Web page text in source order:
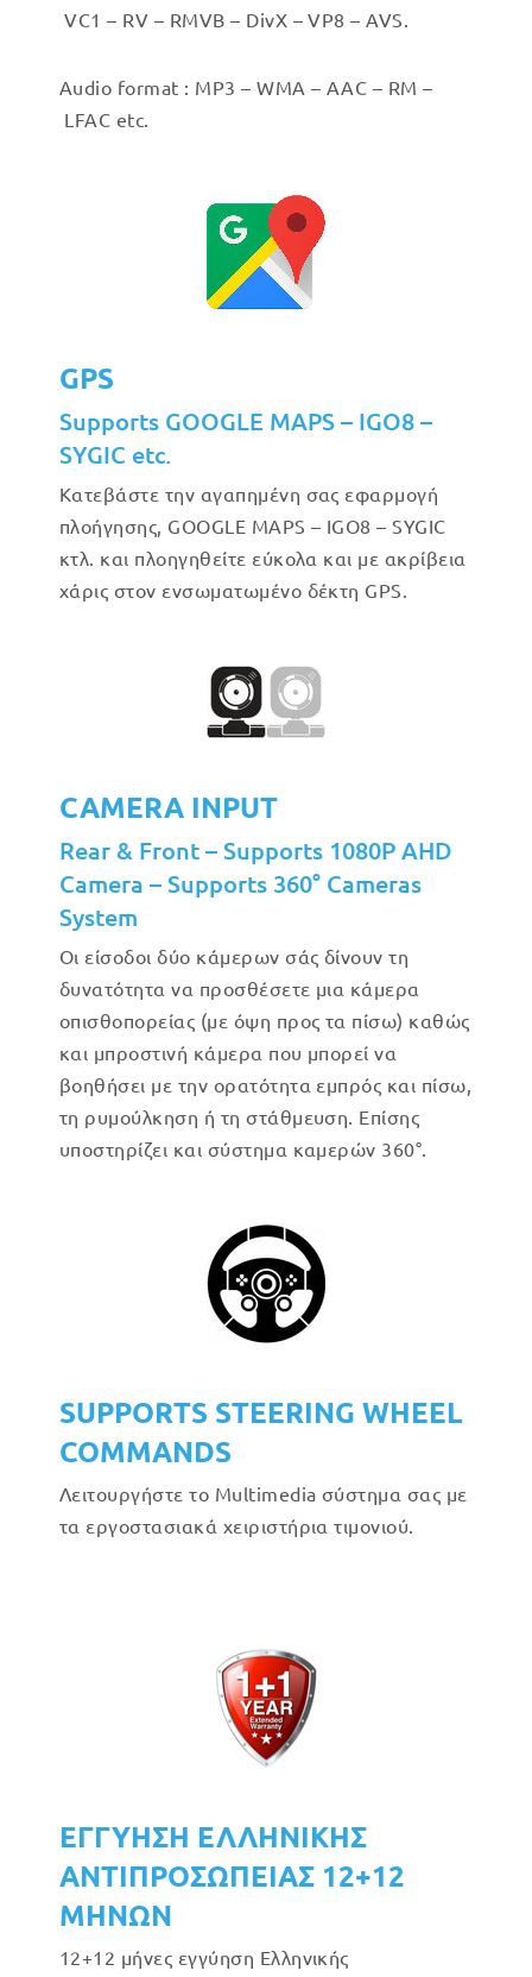
VC1 – RV – RMVB – DivX – VP8 – AVS.
Audio format : MP3 – WMA – AAC – RM –
LFAC etc.
GPS
Supports GOOGLE MAPS – IGO8 –
SYGIC etc.
Κατεβάστε την αγαπημένη σας εφαρμογή
πλοήγησης, GOOGLE MAPS – IGO8 – SYGIC
κτλ. και πλοηγηθείτε εύκολα και με ακρίβεια
χάρις στον ενσωματωμένο δέκτη GPS.
CAMERA INPUT
Rear & Front – Supports 1080P AHD
Camera – Supports 360° Cameras
System
Οι είσοδοι δύο κάμερων σάς δίνουν τη
δυνατότητα να προσθέσετε μια κάμερα
οπισθοπορείας (με όψη προς τα πίσω) καθώς
και μπροστινή κάμερα που μπορεί να
βοηθήσει με την ορατότητα εμπρός και πίσω,
τη ρυμούλκηση ή τη στάθμευση. Επίσης
υποστηρίζει και σύστημα καμερών 360°.
SUPPORTS STEERING WHEEL
COMMANDS
Λειτουργήστε το Multimedia σύστημα σας με
τα εργοστασιακά χειριστήρια τιμονιού.
ΕΓΓΥΗΣΗ ΕΛΛΗΝΙΚΗΣ
ΑΝΤΙΠΡΟΣΩΠΕΙΑΣ 12+12
ΜΗΝΩΝ
12+12 μήνες εγγύηση Ελληνικής